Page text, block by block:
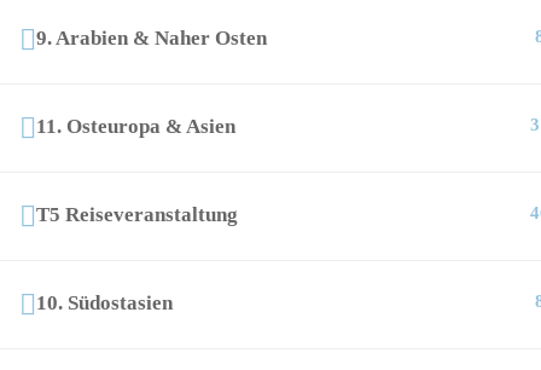
9. Arabien & Naher Osten
11. Osteuropa & Asien
T5 Reiseveranstaltung
10. Südostasien